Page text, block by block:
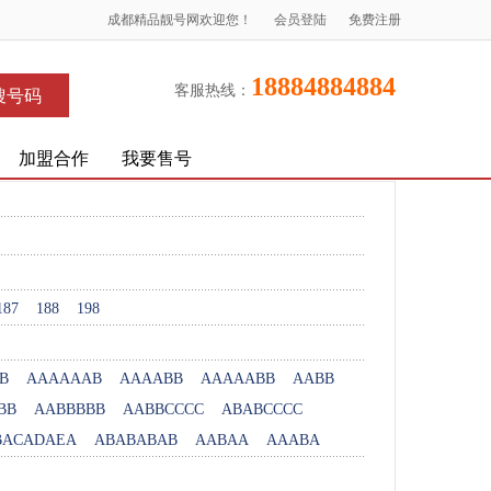
成都精品靓号网欢迎您！ 会员登陆 免费注册
号码 客服热线： 18884884884
加盟合作 我要售号
188 198
AAAAAAB AAAABB AAAAABB
AABB
AABBBBB AABBCCCC
ABABCCCC
ABABABAB AABAA AAABA